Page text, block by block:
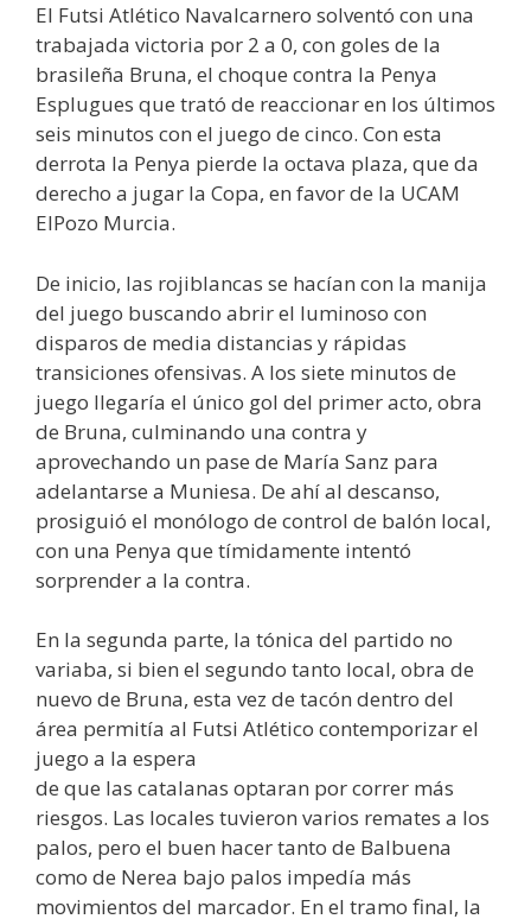
El Futsi Atlético Navalcarnero solventó con una
trabajada victoria por 2 a 0, con goles de la
brasileña Bruna, el choque contra la Penya
Esplugues que trató de reaccionar en los últimos
seis minutos con el juego de cinco. Con esta
derrota la Penya pierde la octava plaza, que da
derecho a jugar la Copa, en favor de la UCAM
ElPozo Murcia.
De inicio, las rojiblancas se hacían con la manija
del juego buscando abrir el luminoso con
disparos de media distancias y rápidas
transiciones ofensivas. A los siete minutos de
juego llegaría el único gol del primer acto, obra
de Bruna, culminando una contra y
aprovechando un pase de María Sanz para
adelantarse a Muniesa. De ahí al descanso,
prosiguió el monólogo de control de balón local,
con una Penya que tímidamente intentó
sorprender a la contra.
En la segunda parte, la tónica del partido no
variaba, si bien el segundo tanto local, obra de
nuevo de Bruna, esta vez de tacón dentro del
área permitía al Futsi Atlético contemporizar el
juego a la espera
de que las catalanas optaran por correr más
riesgos. Las locales tuvieron varios remates a los
palos, pero el buen hacer tanto de Balbuena
como de Nerea bajo palos impedía más
movimientos del marcador. En el tramo final, la